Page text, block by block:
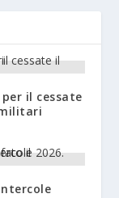
il cessate